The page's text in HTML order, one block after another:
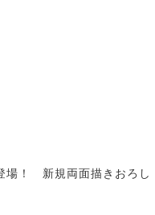
場！ 新規両面描きおろし